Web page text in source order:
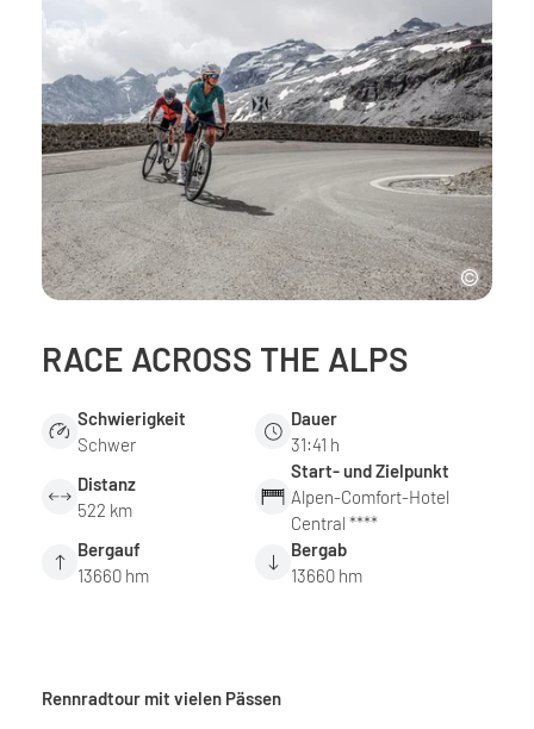
RACE ACROSS THE ALPS
Schwierigkeit
Schwer
Dauer
31:41 h
Distanz
522 km
Start- und Zielpunkt
Alpen-Comfort-Hotel
Central ****
Bergauf
13660 hm
Bergab
13660 hm
Rennradtour mit vielen Pässen